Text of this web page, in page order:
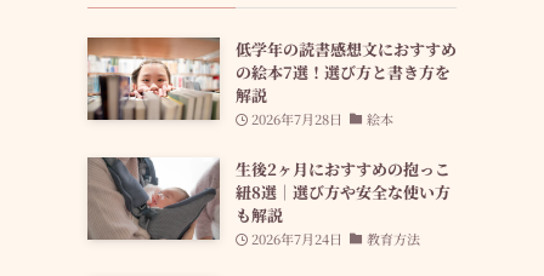
低学年の読書感想文におすすめ
の絵本7選！選び方と書き方を
解説
2026年7月28日 絵本
生後2ヶ月におすすめの抱っこ
紐8選｜選び方や安全な使い方
も解説
2026年7月24日 教育方法